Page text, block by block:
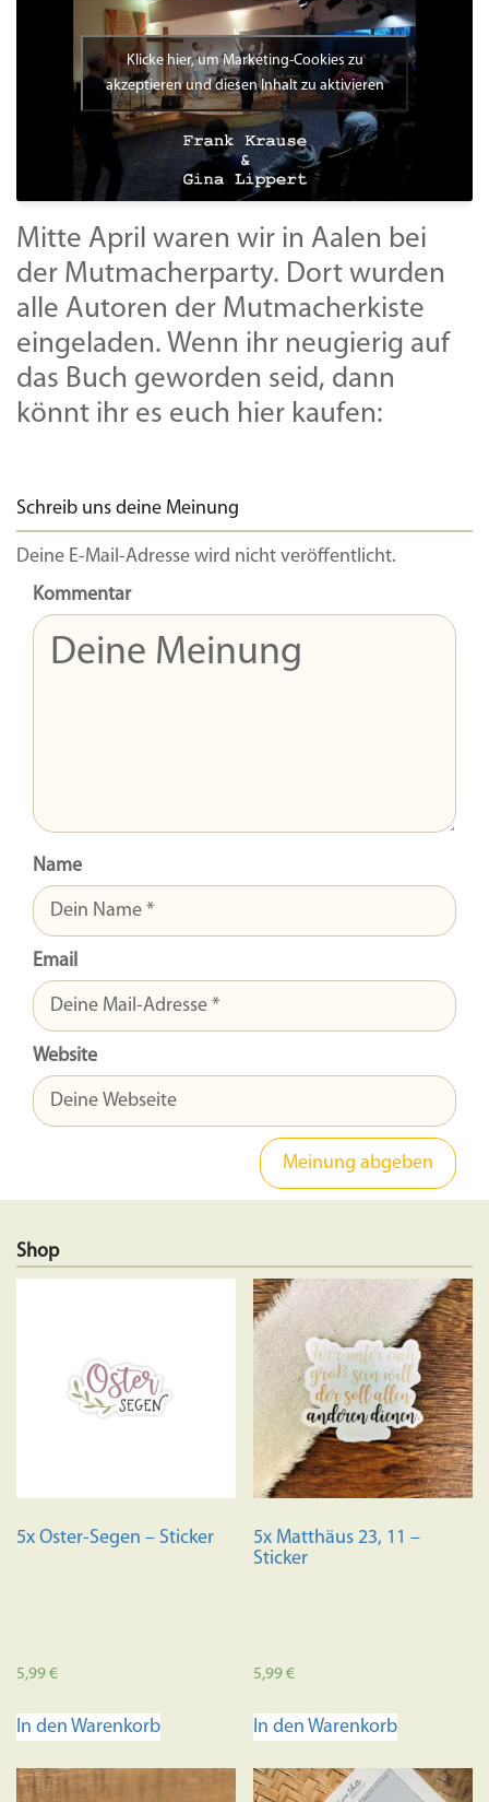
Klicke hier, um Marketing-Cookies zu
akzeptieren und diesen Inhalt zu aktivieren
Mitte April waren wir in Aalen bei
der Mutmacherparty. Dort wurden
alle Autoren der Mutmacherkiste
eingeladen. Wenn ihr neugierig auf
das Buch geworden seid, dann
könnt ihr es euch hier kaufen:
Schreib uns deine Meinung
Deine E-Mail-Adresse wird nicht veröffentlicht.
Kommentar
Name
Email
Website
Shop
5x Oster-Segen – Sticker
5,99€
In den Warenkorb
5x Matthäus 23, 11 –
Sticker
5,99€
In den Warenkorb